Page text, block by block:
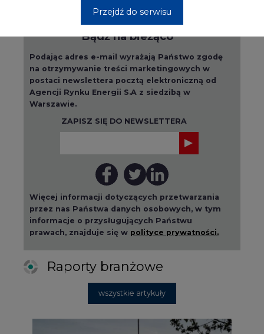
Podając adres e-mail wyrażają Państwo zgodę
Agencji Rynku Energii S.A z siedzibą w
Warszawie.
ZAPISZ SIĘ DO NEWSLETTERA
Więcej informacji dotyczących przetwarzania
przez nas Państwa danych osobowych, w tym
informacje o przysługujących Państwu
prawach, znajduje się w polityce prywatności.
Raporty branżowe